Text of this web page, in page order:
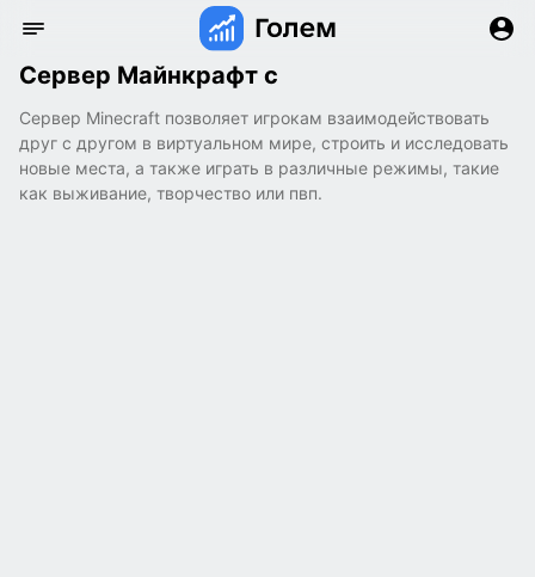
Сервер Майнкрафт с
Сервер Minecraft позволяет игрокам взаимодействовать
друг с другом в виртуальном мире, строить и исследовать
новые места, а также играть в различные режимы, такие
как выживание, творчество или пвп.